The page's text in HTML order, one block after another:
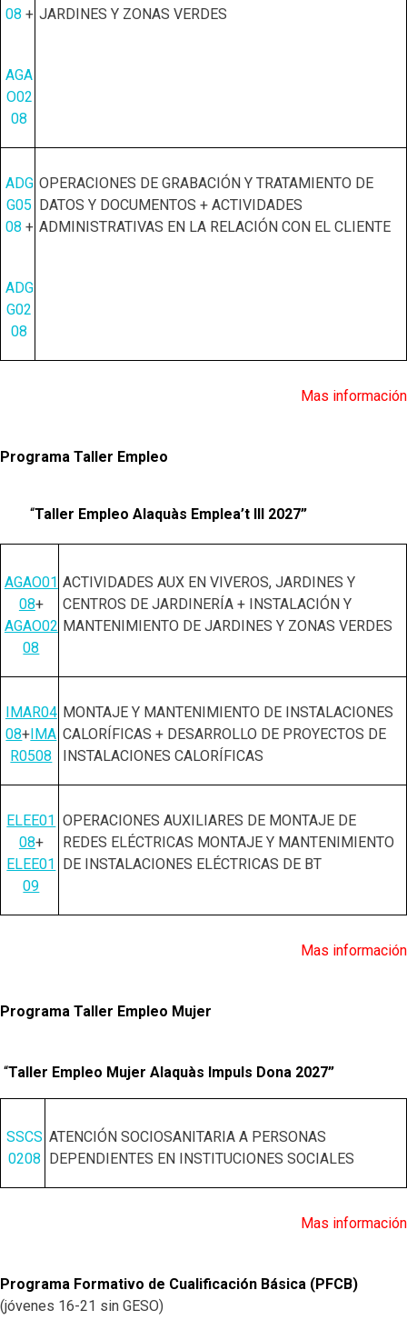
08 +
AGA
O02
08
JARDINES Y ZONAS VERDES
ADG
G05
08 +
ADG
G02
08
OPERACIONES DE GRABACIÓN Y TRATAMIENTO DE
DATOS Y DOCUMENTOS + ACTIVIDADES
ADMINISTRATIVAS EN LA RELACIÓN CON EL CLIENTE
Mas información
Programa Taller Empleo
“Taller Empleo Alaquàs Emplea’t III 2027”
AGAO01
08+
AGAO02
08
ACTIVIDADES AUX EN VIVEROS, JARDINES Y
CENTROS DE JARDINERÍA + INSTALACIÓN Y
MANTENIMIENTO DE JARDINES Y ZONAS VERDES
IMAR04
08+ IMA
R0508
MONTAJE Y MANTENIMIENTO DE INSTALACIONES
CALORÍFICAS + DESARROLLO DE PROYECTOS DE
INSTALACIONES CALORÍFICAS
ELEE01
08+
ELEE01
09
OPERACIONES AUXILIARES DE MONTAJE DE
REDES ELÉCTRICAS MONTAJE Y MANTENIMIENTO
DE INSTALACIONES ELÉCTRICAS DE BT
Mas información
Programa Taller Empleo Mujer
“Taller Empleo Mujer Alaquàs Impuls Dona 2027”
SSCS
0208
ATENCIÓN SOCIOSANITARIA A PERSONAS
DEPENDIENTES EN INSTITUCIONES SOCIALES
Mas información
Programa Formativo de Cualificación Básica (PFCB)
(jóvenes 16-21 sin GESO)